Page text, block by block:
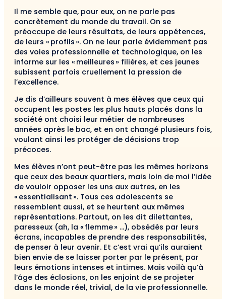
Il me semble que, pour eux, on ne parle pas
concrètement du monde du travail. On se
préoccupe de leurs résultats, de leurs appétences,
de leurs « profils ». On ne leur parle évidemment pas
des voies professionnelle et technologique, on les
informe sur les « meilleures » filières, et ces jeunes
subissent parfois cruellement la pression de
l’excellence.
Je dis d’ailleurs souvent à mes élèves que ceux qui
occupent les postes les plus hauts placés dans la
société ont choisi leur métier de nombreuses
années après le bac, et en ont changé plusieurs fois,
voulant ainsi les protéger de décisions trop
précoces.
Mes élèves n’ont peut-être pas les mêmes horizons
que ceux des beaux quartiers, mais loin de moi l’idée
de vouloir opposer les uns aux autres, en les
« essentialisant ». Tous ces adolescents se
ressemblent aussi, et se heurtent aux mêmes
représentations. Partout, on les dit dilettantes,
paresseux (ah, la « flemme » …), obsédés par leurs
écrans, incapables de prendre des responsabilités,
de penser à leur avenir. Et c’est vrai qu’ils auraient
bien envie de se laisser porter par le présent, par
leurs émotions intenses et intimes. Mais voilà qu’à
l’âge des éclosions, on les enjoint de se projeter
dans le monde réel, trivial, de la vie professionnelle.